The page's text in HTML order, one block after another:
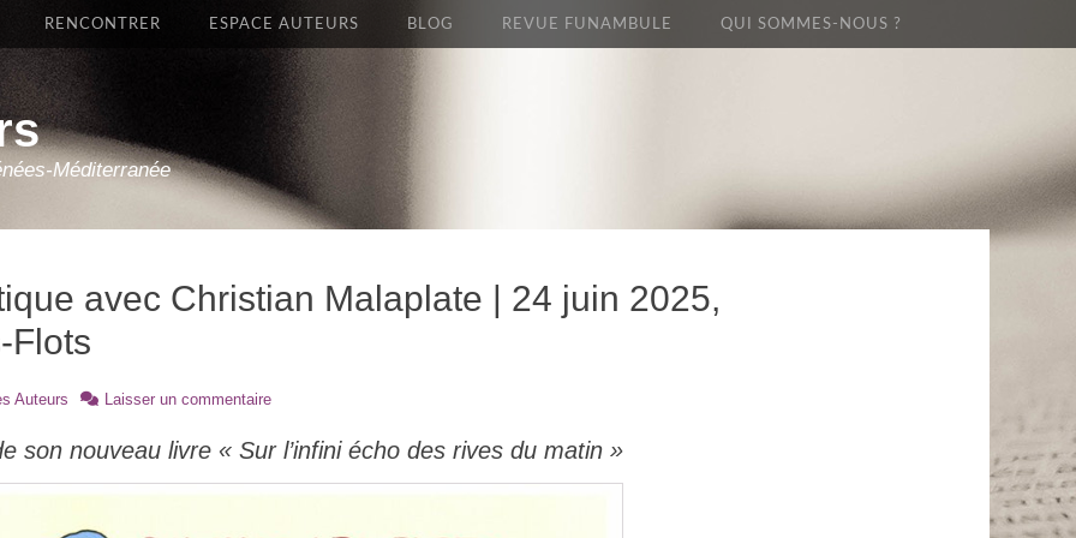
Méditerranée
RENCONTRER ESPACE AUTEURS BLOG REVUE FUNAMBULE QUI SOMMES-NOUS ?
avec Christian Malaplate | 24 juin 2025,
Flots
Auteurs Laisser un commentaire
son nouveau livre « Sur l’infini écho des rives du matin »